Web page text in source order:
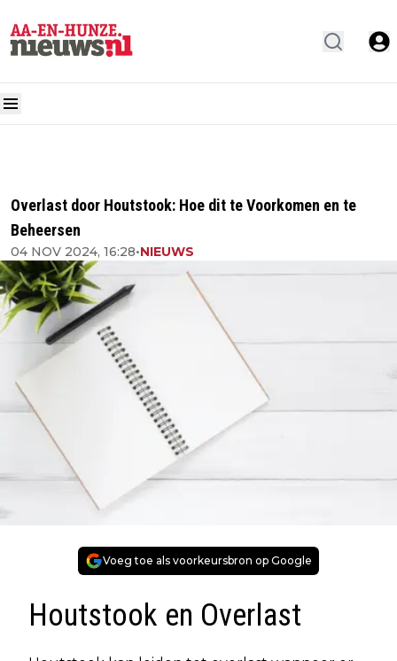
Overlast door Houtstook: Hoe dit te Voorkomen en te
Beheersen
04 NOV 2024, 16:28•NIEUWS
Voeg toe als voorkeursbron op Google
Houtstook en Overlast